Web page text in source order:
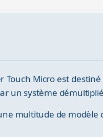
Touch Micro est
un système
multitude de modèle